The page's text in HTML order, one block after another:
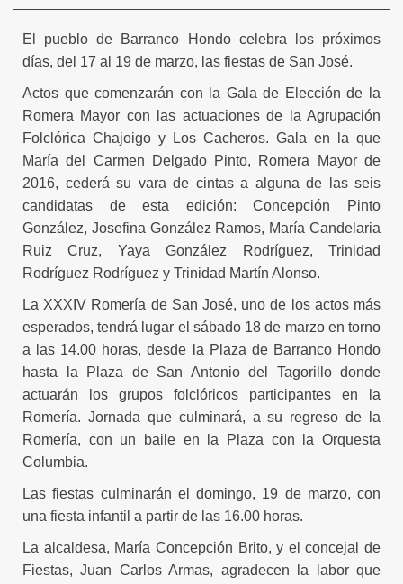
El pueblo de Barranco Hondo celebra los próximos
días, del 17 al 19 de marzo, las fiestas de San José.
Actos que comenzarán con la Gala de Elección de la
Romera Mayor con las actuaciones de la Agrupación
Folclórica Chajoigo y Los Cacheros. Gala en la que
María del Carmen Delgado Pinto, Romera Mayor de
2016, cederá su vara de cintas a alguna de las seis
candidatas de esta edición: Concepción Pinto
González, Josefina González Ramos, María Candelaria
Ruiz Cruz, Yaya González Rodríguez, Trinidad
Rodríguez Rodríguez y Trinidad Martín Alonso.
La XXXIV Romería de San José, uno de los actos más
esperados, tendrá lugar el sábado 18 de marzo en torno
a las 14.00 horas, desde la Plaza de Barranco Hondo
hasta la Plaza de San Antonio del Tagorillo donde
actuarán los grupos folclóricos participantes en la
Romería. Jornada que culminará, a su regreso de la
Romería, con un baile en la Plaza con la Orquesta
Columbia.
Las fiestas culminarán el domingo, 19 de marzo, con
una fiesta infantil a partir de las 16.00 horas.
La alcaldesa, María Concepción Brito, y el concejal de
Fiestas, Juan Carlos Armas, agradecen la labor que